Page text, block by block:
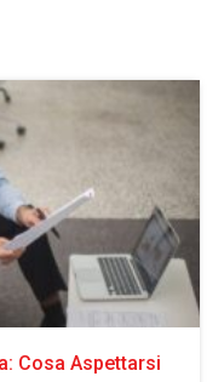
Cosa Aspettarsi